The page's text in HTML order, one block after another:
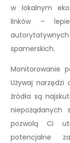
w lokalnym
linków –
spamerskich.
Monitorowanie
Używaj narzędzi
źródła są
niepożądanych
pozwolą Ci
potencjalne